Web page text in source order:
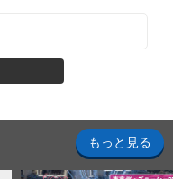
もっと見る